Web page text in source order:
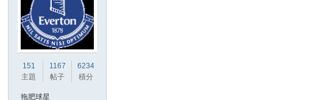
151
主題
1167
帖子
6234
積分
拖肥球星